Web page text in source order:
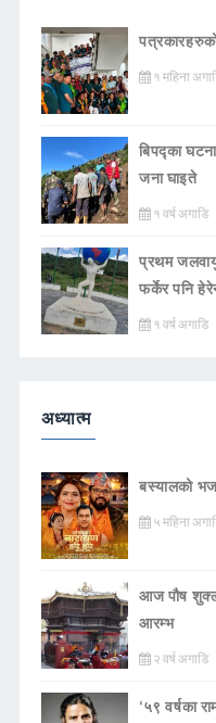
१ महिना
बिपद्का
जना घाइते
१ वर्ष अगाडि
प्रथम
फर्केर पनि
१ वर्ष अगाडि
अध्यात्म
बस्यालको
५ महिना
आज पौष शुक्ल
आरम्भ
२ वर्ष अगाडि
‘५९ वर्षका